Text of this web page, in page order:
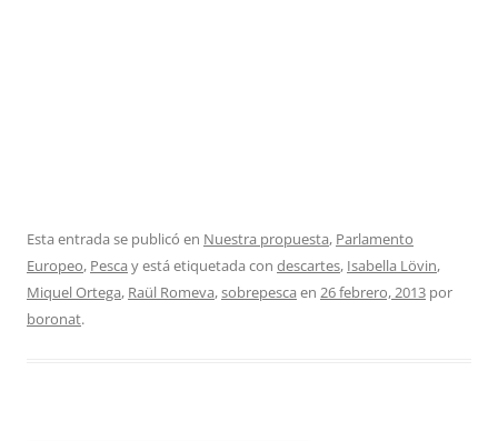
Esta entrada se publicó en Nuestra propuesta, Parlamento
Europeo, Pesca y está etiquetada con descartes, Isabella Lövin,
Miquel Ortega, Raül Romeva,sobrepesca en 26 febrero, 2013 por
boronat.